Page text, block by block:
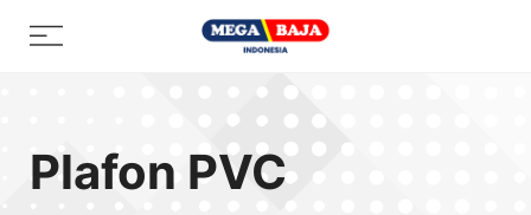
Menu
Plafon PVC